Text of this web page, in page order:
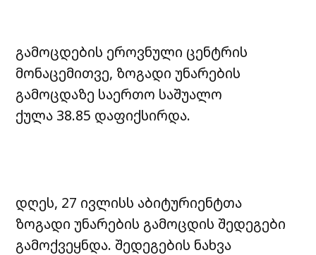
გამოცდების ეროვნული ცენტრის
მონაცემითვე, ზოგადი უნარების
გამოცდაზე საერთო საშუალო
ქულა 38.85 დაფიქსირდა.
დღეს, 27 ივლისს აბიტურიენტთა
ზოგადი უნარების გამოცდის შედეგები
გამოქვეყნდა. შედეგების ნახვა